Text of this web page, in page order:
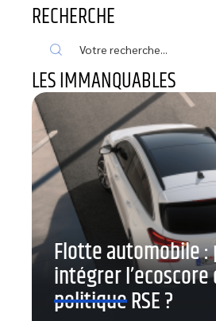
RECHERCHE
LES IMMANQUABLES
Flotte automobile
intégrer l’ecoscore
politique RSE ?